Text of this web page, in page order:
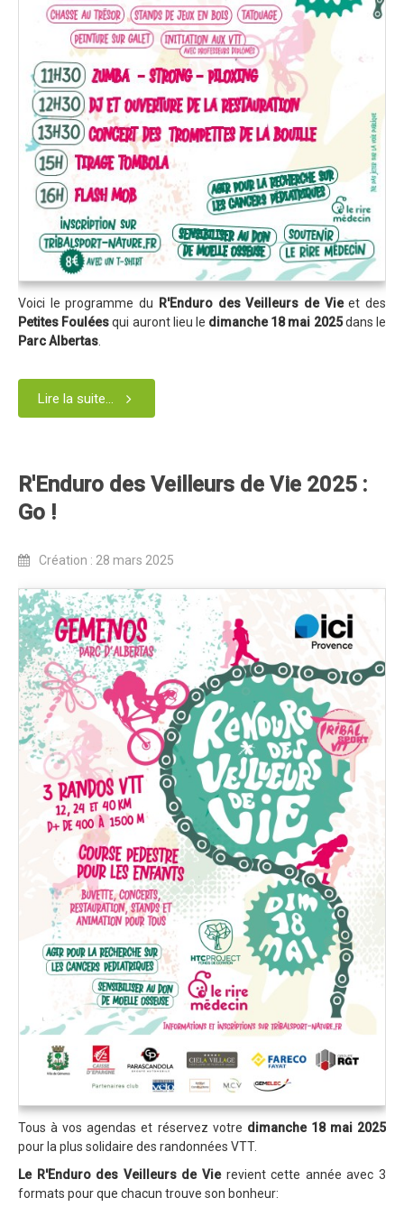
Dans les Médias
Tombola
Programme de la journée
Partenaires
Règlement
Retour sur l'Enduro 2017
Edition 2017
Blog 2017
Bilan de l'Enduro 2017
Résultats
Tombola
Programme de la journée
Retour sur l'Enduro 2016
Bilan de l'Enduro 2016
Résultats
Photos & Vidéos
Liste des inscrits
Programme de la journée
Partenaires
Règlement
Edition 2015
Blog 2015
Résultats
Vidéos
Photos
Partenaires
Edition 2014
Blog 2014
Vidéos
Le site de l'Enduro...
La page facebook de l'Enduro...
Contact
Contact Tribal & Enduro
Voici le programme du R'Enduro des Veilleurs de Vieet des
Petites Fouléesqui auront lieu le dimanche 18 mai 2025dans le
Parc Albertas
Lire la suite...
R'Enduro des Veilleurs de Vie 2025 :
Go !
Création : 28 mars 2025
Tous à vos agendas et réservez votre dimanche 18 mai 2025
pour la plus solidaire des randonnées VTT.
Le R'Enduro des Veilleurs de Vierevient cette année avec 3
formats pour que chacun trouve son bonheur: